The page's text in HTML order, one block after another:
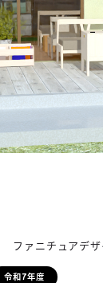
ファニチュアデ
令和7年度